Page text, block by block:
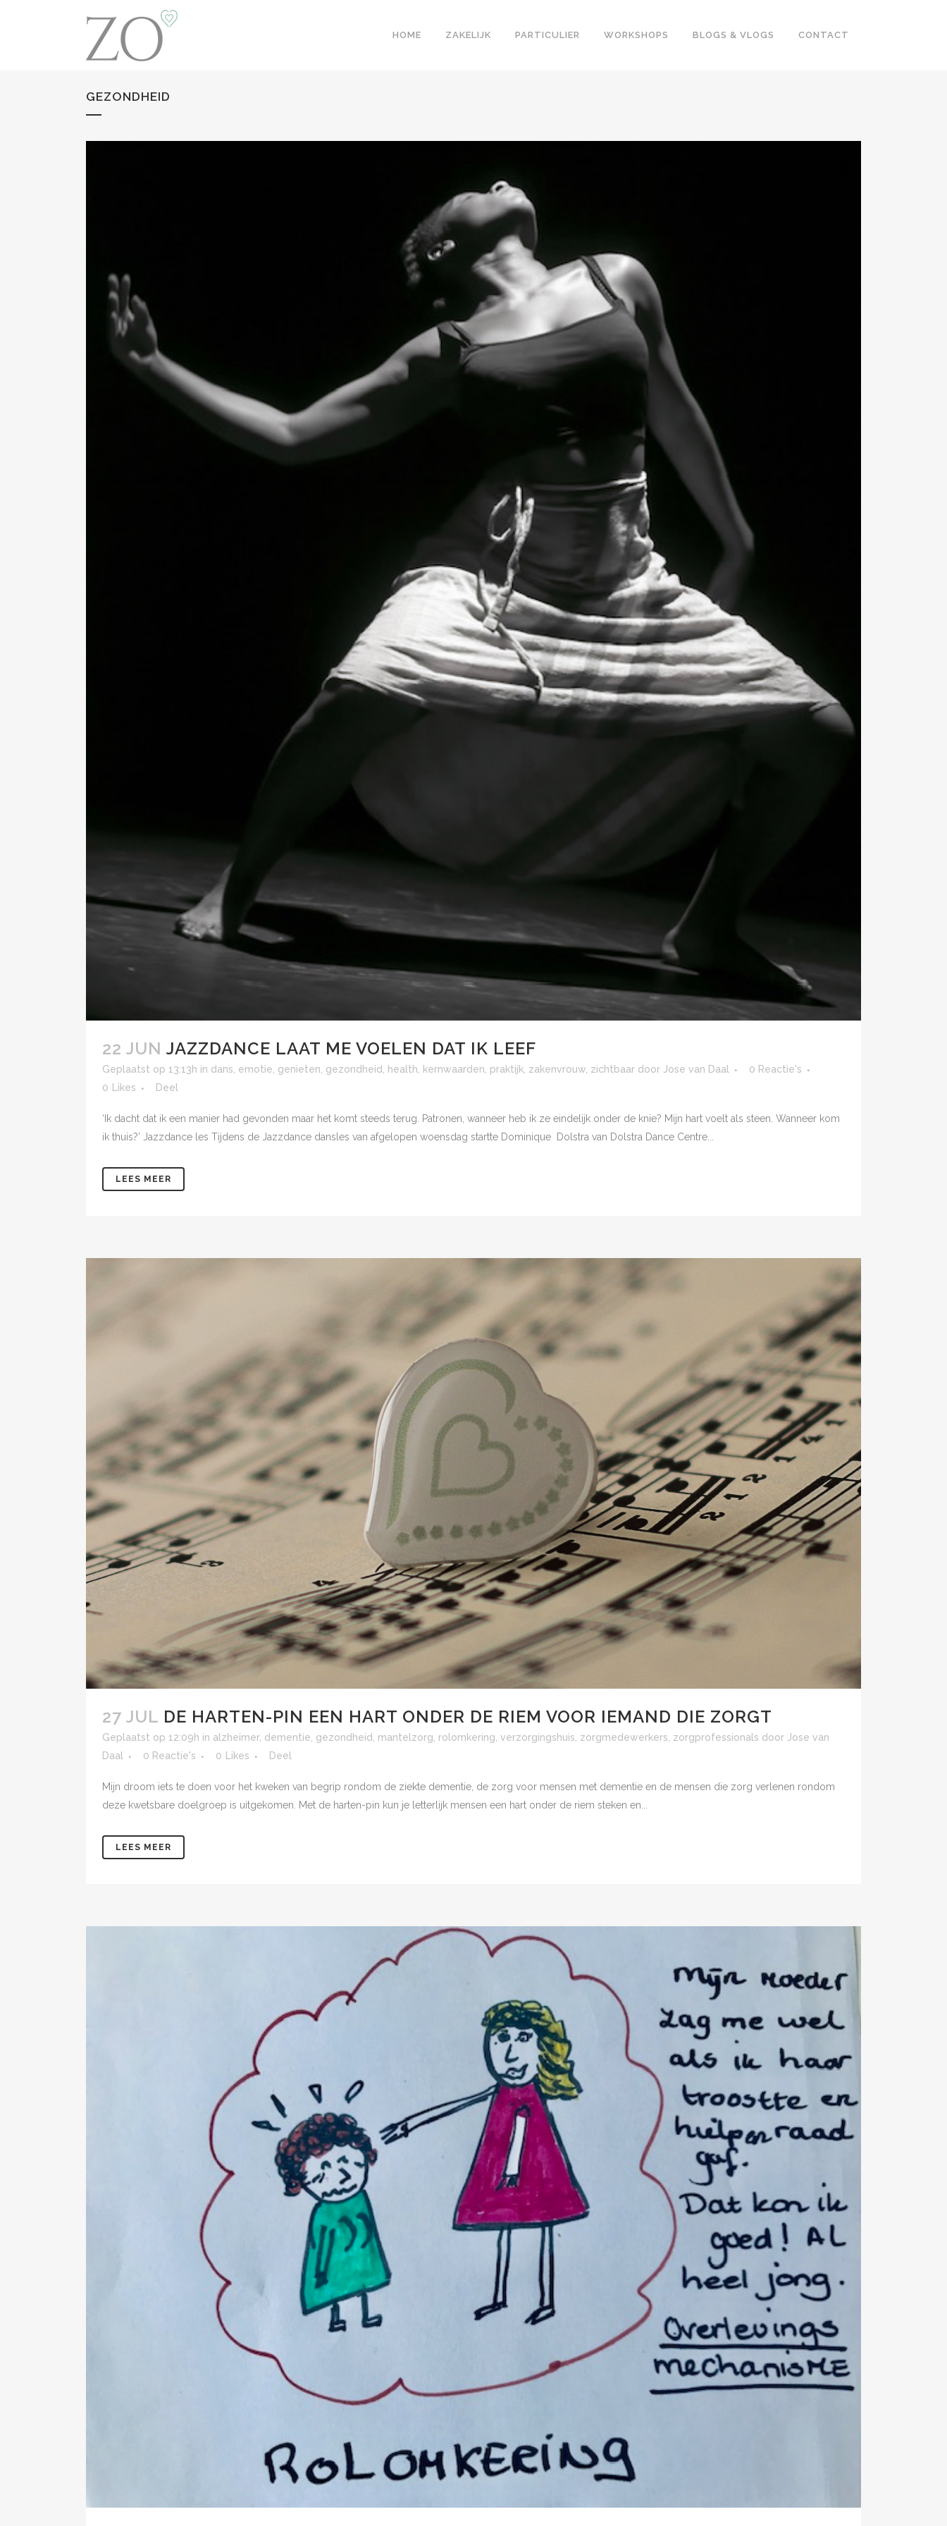
HOME ZAKELIJK PARTICULIER WORKSHOPS BLOGS & VLOGS CONTACT
GEZONDHEID
22 JUN JAZZDANCE LAAT ME VOELEN DAT IK LEEF
Geplaatst op 13:13h in dans, emotie, genieten, gezondheid, health, kernwaarden, praktijk, zakenvrouw, zichtbaar door Jose van Daal
0 Reactie's
0 Likes Deel
‘Ik dacht dat ik een manier had gevonden maar het komt steeds terug. Patronen, wanneer heb ik ze eindelijk onder de knie? Mijn hart voelt als steen. Wanneer kom
ik thuis?’ Jazzdance les Tijdens de Jazzdance dansles van afgelopen woensdag startte Dominique Dolstra van Dolstra Dance Centre...
LEES MEER
27 JUL DE HARTEN-PIN EEN HART ONDER DE RIEM VOOR IEMAND DIE ZORGT
Geplaatst op 12:09h in alzheimer, dementie gezondheid mantelzorg rolomkering verzorgingshuis zorgmedewerkers zorgprofessionals door Jose van
Daal
0 Reactie's 0 Likes Deel
Mijn droom iets te doen voor het kweken van begrip rondom de ziekte dementie, de zorg voor mensen met dementie en de mensen die zorg verlenen rondom
deze kwetsbare doelgroep is uitgekomen. Met de harten-pin kun je letterlijk mensen een hart onder de riem steken en...
LEES MEER